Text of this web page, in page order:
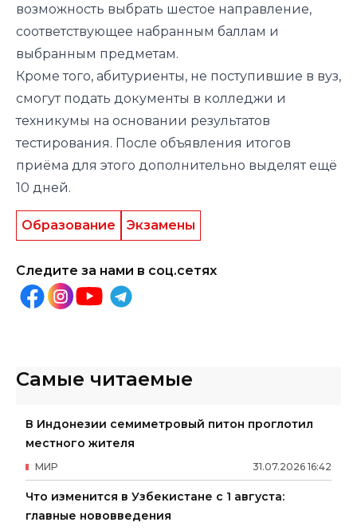
возможность выбрать шестое направление,
соответствующее набранным баллам и
выбранным предметам.
Кроме того, абитуриенты, не поступившие в вуз,
смогут подать документы в колледжи и
техникумы на основании результатов
тестирования. После объявления итогов
приёма для этого дополнительно выделят ещё
10 дней.
Образование Экзамены
Следите за нами в соц.сетях
Самые читаемые
В Индонезии семиметровый питон проглотил
местного жителя
31.07.2026 16:42
МИР
Что изменится в Узбекистане с 1 августа:
главные нововведения